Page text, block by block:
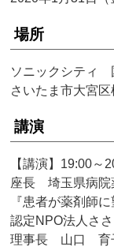
場所
ソニックシティ
さいたま市大宮
講演
【講演】19:00～
座長 埼玉県病
『患者が薬剤師に
認定NPO法人さ
理事長 山口 育